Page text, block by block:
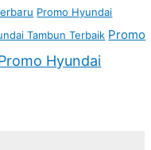
Promo Hyundai
Tambun Terbaik Promo
Hyundai